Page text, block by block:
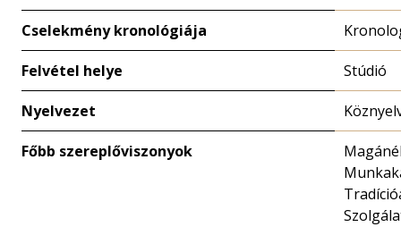
Cselekmény kronológiája
Felvétel helye Stúdió
Nyelvezet
Főbb szereplőviszonyok